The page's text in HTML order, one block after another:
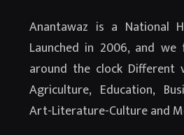
Anantawaz is a National
Launched in 2006, and
around the clock Different
Agriculture, Education,
Art-Literature-Culture and